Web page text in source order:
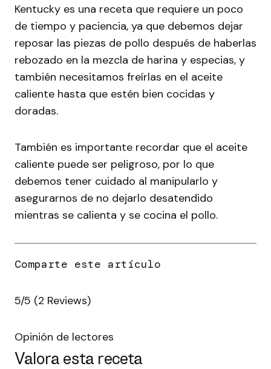
Kentucky es una receta que requiere un poco
de tiempo y paciencia, ya que debemos dejar
reposar las piezas de pollo después de haberlas
rebozado en la mezcla de harina y especias, y
también necesitamos freírlas en el aceite
caliente hasta que estén bien cocidas y
doradas.
También es importante recordar que el aceite
caliente puede ser peligroso, por lo que
debemos tener cuidado al manipularlo y
asegurarnos de no dejarlo desatendido
mientras se calienta y se cocina el pollo.
5/5 (2 Reviews)
Opinión de lectores
Valora esta receta